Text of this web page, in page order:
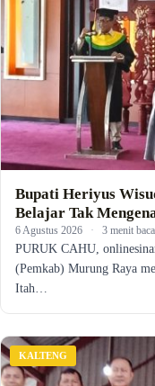
Bupati Heriyus
Belajar Tak
6 Agustus 2026 · 3 menit baca
PURUK CAHU,
(Pemkab) Murung Raya
Itah…
KALTENG